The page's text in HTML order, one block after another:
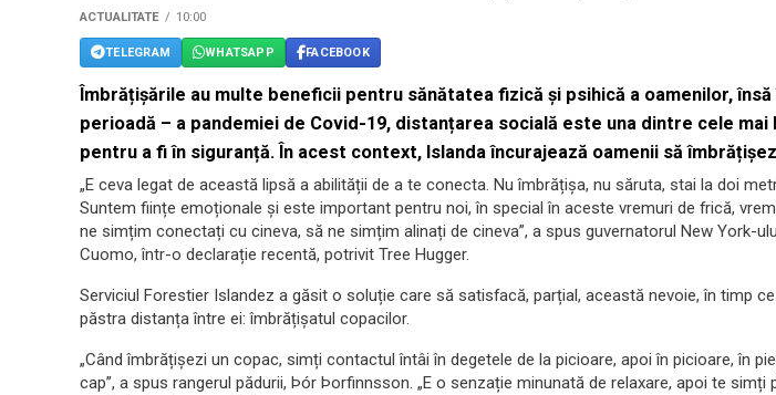
ACTUALITATE 10:00
TELEGRAM WHATSAPP FACEBOOK
Îmbrățișările au multe beneficii pentru sănătatea fizică și psihică a oamenilor, însă
perioadă – a pandemiei de Covid-19, distanțarea socială este una dintre cele mai
pentru a fi în siguranță. În acest context, Islanda încurajează oamenii să
„E ceva legat de această lipsă a abilității de a te conecta. Nu îmbrățișa, nu săruta, stai la doi
Suntem ființe emoționale și este important pentru noi, în special în aceste vremuri de frică,
ne simțim conectați cu cineva, să ne simțim alinați de cineva”, a spus guvernatorul New York-
Cuomo, într-o declarație recentă, potrivit Tree Hugger.
Serviciul Forestier Islandez a găsit o soluție care să satisfacă, parțial, această nevoie, în timp
păstra distanța între ei: îmbrățișatul copacilor.
„Când îmbrățișezi un copac, simți contactul întâi în degetele de la picioare, apoi în picioare, în
cap”, a spus rangerul pădurii, Þór Þorfinnsson. „E o senzație minunată de relaxare, apoi te simți